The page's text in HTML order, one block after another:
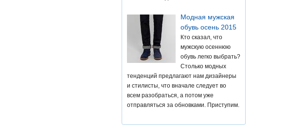
Модная мужская
обувь осень 2015
Кто сказал, что
мужскую осеннюю
обувь легко выбрать?
Столько модных
тенденций предлагают нам дизайнеры
и стилисты, что вначале следует во
всем разобраться, а потом уже
отправляться за обновками. Приступим.